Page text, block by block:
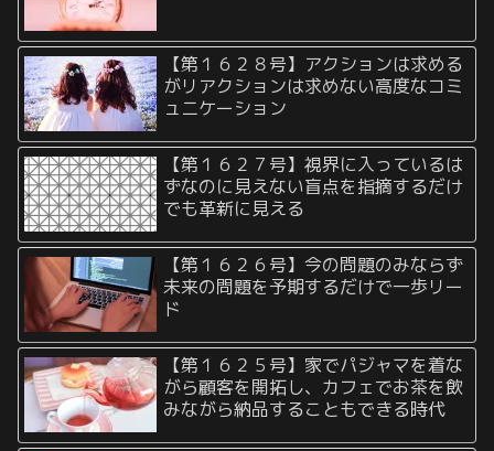
【第１６２８号】アクションは求める
がリアクションは求めない高度なコミ
ュニケーション
【第１６２７号】視界に入っているは
ずなのに見えない盲点を指摘するだけ
でも革新に見える
【第１６２６号】今の問題のみならず
未来の問題を予期するだけで一歩リー
ド
【第１６２５号】家でパジャマを着な
がら顧客を開拓し、カフェでお茶を飲
みながら納品することもできる時代